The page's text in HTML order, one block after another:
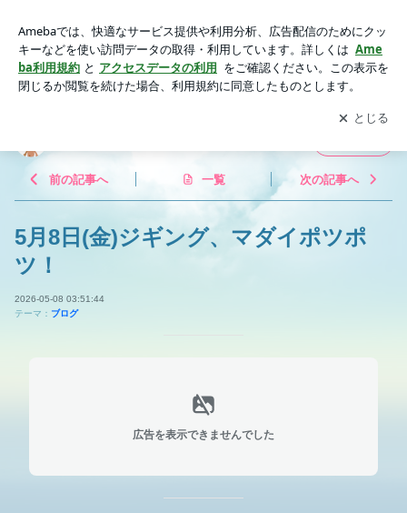
ぽん助丸★アプリをダウンロードして ブログの更新通知
を受け取りまし
ょう。
開く
前の記事へ 一覧 次の記事へ
5月8日(金)ジギング、マダイポツポ
ツ！
2026-05-08 03:51:44
テーマ： ブログ
広告を表示できませんでした